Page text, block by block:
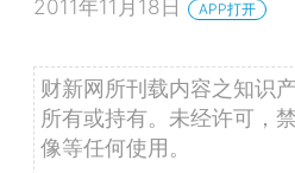
2011年11月18日 APP打开
财新网所刊载内容之知识
所有或持有。未经许可，
像等任何使用。